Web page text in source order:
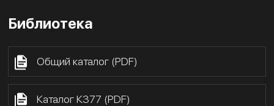
Библиотека
Общий каталог (PDF)
Каталог К377 (PDF)